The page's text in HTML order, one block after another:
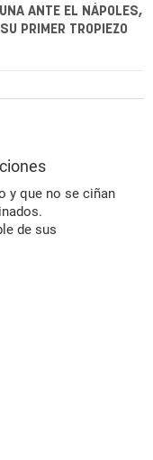
ANTE EL NÁPOLES,
PRIMER TROPIEZO
y que no se ciñan
de sus